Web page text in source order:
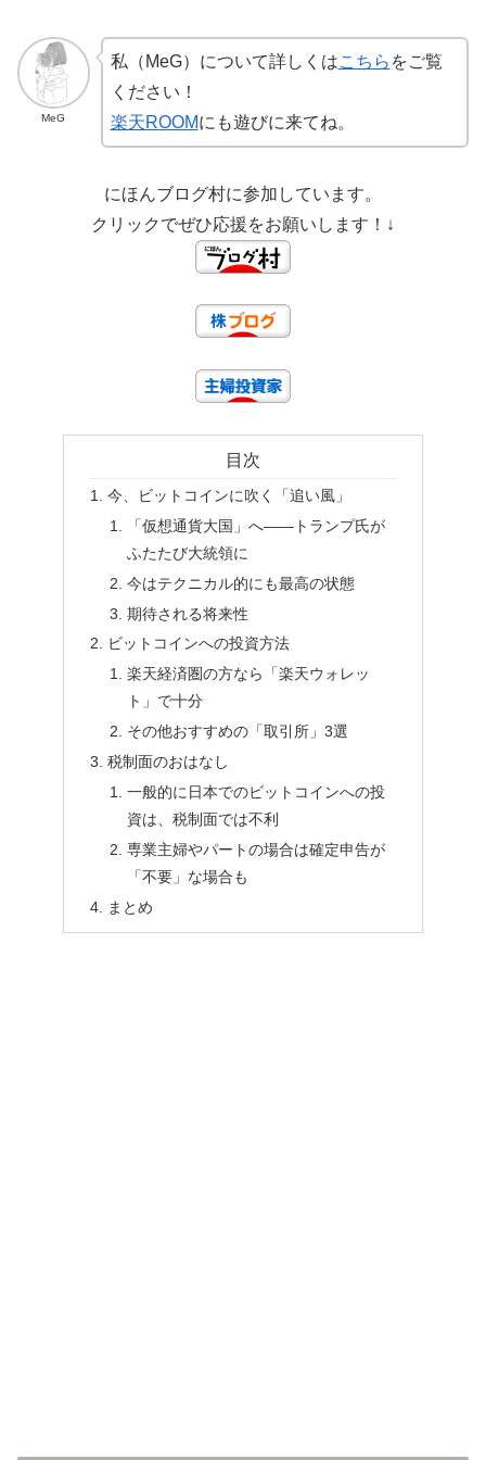
MeG
私（MeG）について詳しくはこちら をご覧
ください！
楽天ROOMにも遊びに来てね。
にほんブログ村に参加しています。
クリックでぜひ応援をお願いします！↓
目次
今、ビットコインに吹く「追い風」
「仮想通貨大国」へ――トランプ氏が
ふたたび大統領に
今はテクニカル的にも最高の状態
期待される将来性
ビットコインへの投資方法
楽天経済圏の方なら「楽天ウォレッ
ト」で十分
その他おすすめの「取引所」3選
税制面のおはなし
一般的に日本でのビットコインへの投
資は、税制面では不利
専業主婦やパートの場合は確定申告が
「不要」な場合も
まとめ